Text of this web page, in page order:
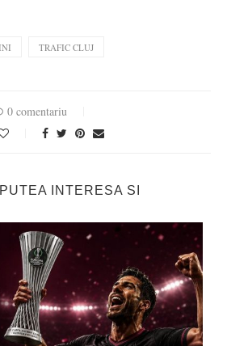
TRAFIC CLUJ
0 comentariu
INTERESA SI